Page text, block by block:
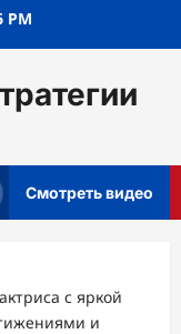
PM
Смотреть видео
с яркой
и